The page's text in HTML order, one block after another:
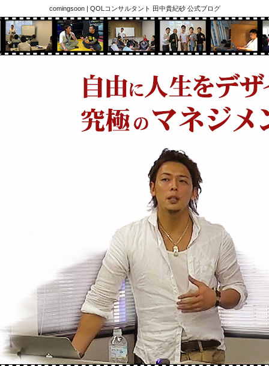
comingsoon | QOLコンサルタント 田中貴紀砂 公式ブログ